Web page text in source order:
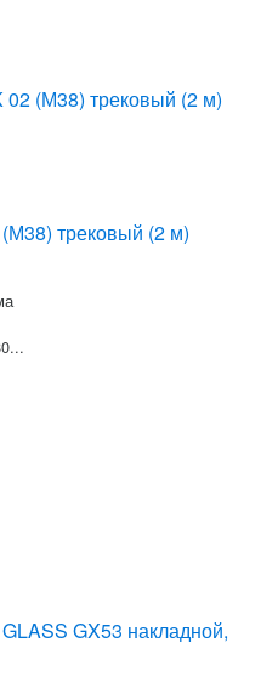
трековый (2 м)